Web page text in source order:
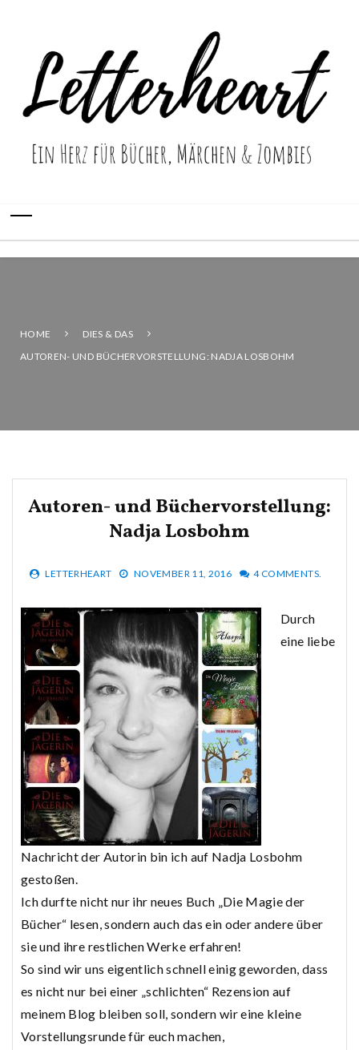
HOME
DIES & DAS
AUTOREN- UND BÜCHERVORSTELLUNG: NADJA LOSBOHM
Autoren- und Büchervorstellung:
Nadja Losbohm
LETTERHEART NOVEMBER 11, 2016 4 COMMENTS.
Durch
eine liebe
Nachricht der Autorin bin ich auf Nadja Losbohm
gestoßen.
Ich durfte nicht nur ihr neues Buch „Die Magie der
Bücher“ lesen, sondern auch das ein oder andere über
sie und ihre restlichen Werke erfahren!
So sind wir uns eigentlich schnell einig geworden, dass
es nicht nur bei einer „schlichten“ Rezension auf
meinem Blog bleiben soll, sondern wir eine kleine
Vorstellungsrunde für euch machen,